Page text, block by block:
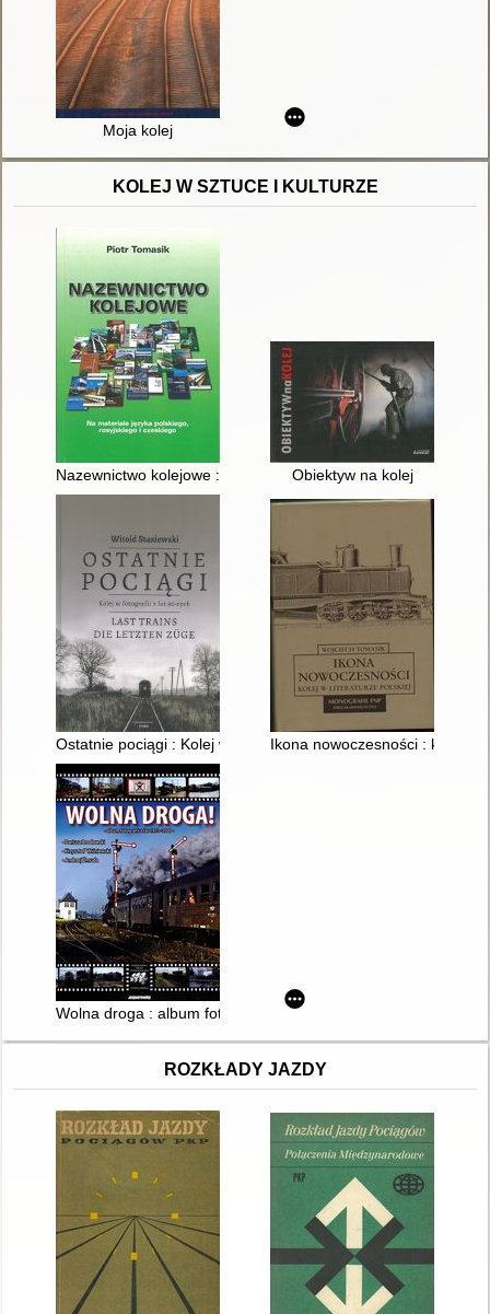
Moja kolej
KOLEJ W SZTUCE I KULTURZE
Nazewnictwo kolejowe : (na materiale języka polskiego,
Obiektyw na kolej
Ostatnie pociągi : Kolej w fotografii z lat 90-tych
Ikona nowoczesności : kolej w
Wolna droga : album fotografii z lat 1973-2000
ROZKŁADY JAZDY